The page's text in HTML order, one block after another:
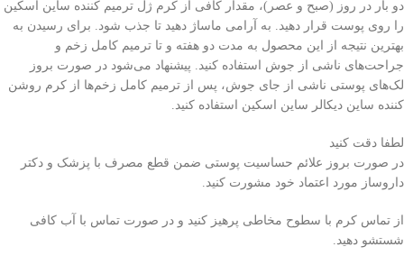
دو بار در روز (صبح و عصر)، مقدار کافی از کرم ژل ترمیم کننده ساین اسکین
را روی پوست قرار دهید. به آرامی ماساژ دهید تا جذب شود. برای رسیدن به
بهترین نتیجه از این محصول به مدت دو هفته و تا ترمیم کامل زخم و
جراحت‌های ناشی از جوش استفاده کنید. پیشنهاد می‌شود در صورت بروز
لک‌های پوستی ناشی از جای جوش، پس از ترمیم کامل زخم‌ها از کرم روشن
کننده ساین دیکالر ساین اسکین استفاده کنید.
لطفا دقت کنید
در صورت بروز علائم حساسیت پوستی ضمن قطع مصرف با پزشک و دکتر
داروساز مورد اعتماد خود مشورت کنید.
از تماس کرم با سطوح مخاطی پرهیز کنید و در صورت تماس با آب کافی
شستشو دهید.